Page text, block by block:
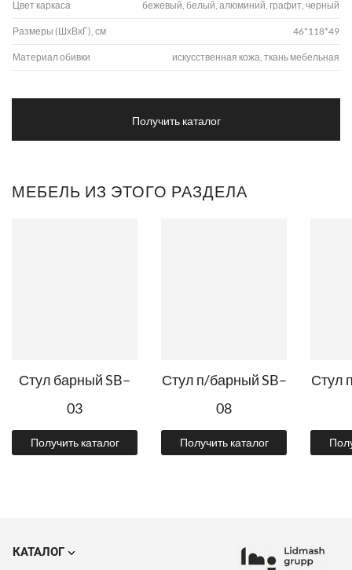
Цвет каркаса бежевый, белый, алюминий, графит, черный
Размеры (ШхВхГ), см 46*118*49
Материал обивки искусственная кожа, ткань мебельная
Получить каталог
МЕБЕЛЬ ИЗ ЭТОГО РАЗДЕЛА
Стул барный SB–
03
Получить каталог
Стул п/барный SB–
08
Получить каталог
Стул
КАТАЛОГ